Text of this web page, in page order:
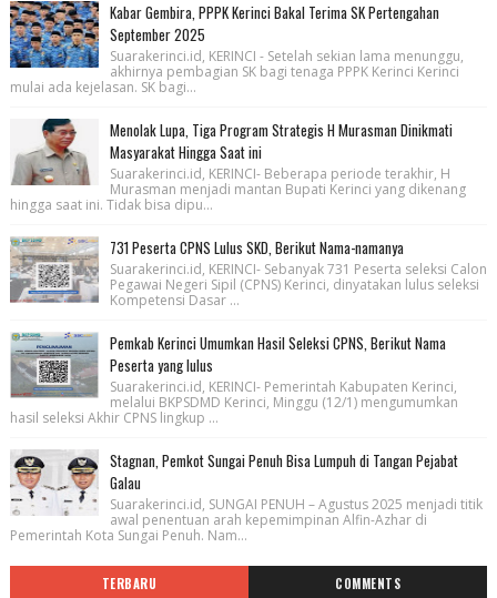
Kabar Gembira, PPPK Kerinci Bakal Terima SK Pertengahan
September 2025
Suarakerinci.id, KERINCI - Setelah sekian lama menunggu,
akhirnya pembagian SK bagi tenaga PPPK Kerinci Kerinci
mulai ada kejelasan. SK bagi...
Menolak Lupa, Tiga Program Strategis H Murasman Dinikmati
Masyarakat Hingga Saat ini
Suarakerinci.id, KERINCI- Beberapa periode terakhir, H
Murasman menjadi mantan Bupati Kerinci yang dikenang
hingga saat ini. Tidak bisa dipu...
731 Peserta CPNS Lulus SKD, Berikut Nama-namanya
Suarakerinci.id, KERINCI- Sebanyak 731 Peserta seleksi Calon
Pegawai Negeri Sipil (CPNS) Kerinci, dinyatakan lulus seleksi
Kompetensi Dasar ...
Pemkab Kerinci Umumkan Hasil Seleksi CPNS, Berikut Nama
Peserta yang lulus
Suarakerinci.id, KERINCI- Pemerintah Kabupaten Kerinci,
melalui BKPSDMD Kerinci, Minggu (12/1) mengumumkan
hasil seleksi Akhir CPNS lingkup ...
Stagnan, Pemkot Sungai Penuh Bisa Lumpuh di Tangan Pejabat
Galau
Suarakerinci.id, SUNGAI PENUH – Agustus 2025 menjadi titik
awal penentuan arah kepemimpinan Alfin-Azhar di
Pemerintah Kota Sungai Penuh. Nam...
TERBARU COMMENTS